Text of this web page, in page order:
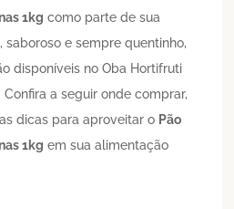
1kg como parte de sua
e sempre quentinho,
disponíveis no Oba Hortifruti
a seguir onde comprar,
dicas para aproveitar o Pão
1kg em sua alimentação